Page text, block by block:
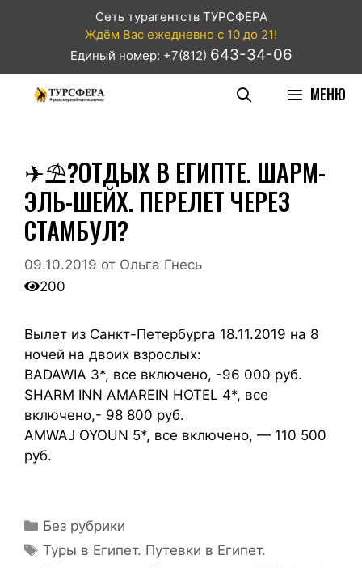
Сеть турагентств ТУРСФЕРА
Ждём Вас ежедневно с 10 до 21!
Единый номер: +7(812) 643-34-06
МЕНЮ
✈⛱?ОТДЫХ В ЕГИПТЕ. ШАРМ-
ЭЛЬ-ШЕЙХ. ПЕРЕЛЕТ ЧЕРЕЗ
СТАМБУЛ?
09.10.2019 от Ольга Гнесь
200
Вылет из Санкт-Петербурга 18.11.2019 на 8
ночей на двоих взрослых:
BADAWIA 3*, все включено, -96 000 руб.
SHARM INN AMAREIN HOTEL 4*, все
включено,- 98 800 руб.
AMWAJ OYOUN 5*, все включено, — 110 500
руб.
Без рубрики
Туры в Египет. Путевки в Египет.